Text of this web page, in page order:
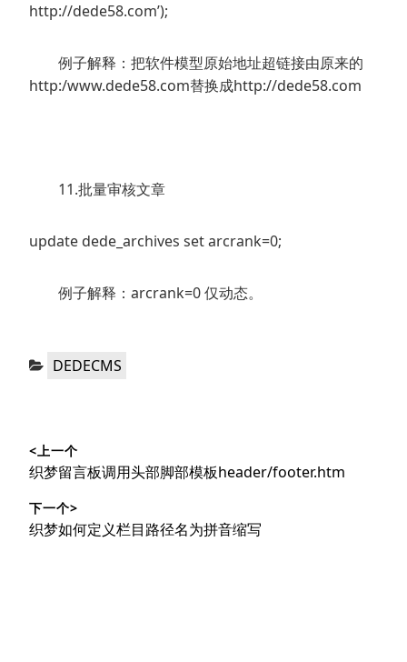
http://dede58.com’);
例子解释：把软件模型原始地址超链接由原来的
http:/www.dede58.com替换成http://dede58.com
11.批量审核文章
update dede_archives set arcrank=0;
例子解释：arcrank=0 仅动态。
分
DEDECMS
章
导
航
<上一个
上
文
章：
织梦留言板调用头部脚部模板header/footer.htm
下一个>
下
织梦如何定义栏目路径名为拼音缩写